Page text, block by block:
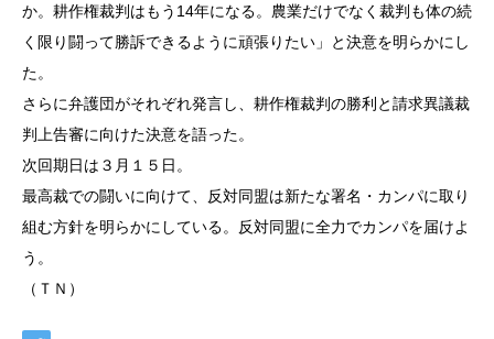
か。耕作権裁判はもう14年になる。農業だけでなく裁判も体の続
く限り闘って勝訴できるように頑張りたい」と決意を明らかにし
た。
さらに弁護団がそれぞれ発言し、耕作権裁判の勝利と請求異議裁
判上告審に向けた決意を語った。
次回期日は３月１５日。
最高裁での闘いに向けて、反対同盟は新たな署名・カンパに取り
組む方針を明らかにしている。反対同盟に全力でカンパを届けよ
う。
（ＴＮ）